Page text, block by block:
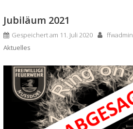
Jubiläum 2021
Gespeichert am 11. Juli 2020 ffwadmin
Aktuelles